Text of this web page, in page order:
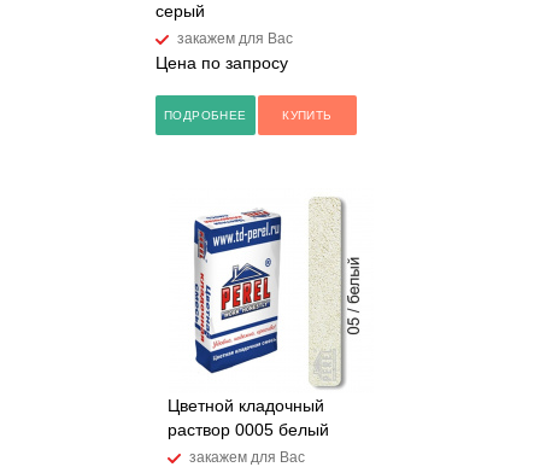
серый
закажем для Вас
Цена по запросу
ПОДРОБНЕЕ КУПИТЬ
Цветной кладочный
раствор 0005 белый
закажем для Вас